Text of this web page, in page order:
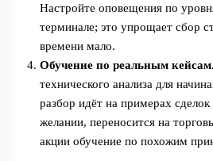
Настройте оповещения по
терминале; это упрощает сбор
времени мало.
Обучение по реальным кейсам.
технического анализа для
разбор идёт на примерах
желании, переносится на
акции обучение по похожим